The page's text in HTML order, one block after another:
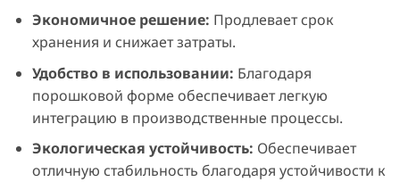
Экономичное решение: Продлевает срок
хранения и снижает затраты.
Удобство в использовании: Благодаря
порошковой форме обеспечивает легкую
интеграцию в производственные процессы.
Экологическая устойчивость: Обеспечивает
отличную стабильность благодаря устойчивости к